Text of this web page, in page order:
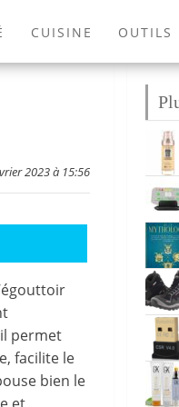
CUISINE OUTILS
LIVRES
2023 à 15:56
permet
facilite le
bien le